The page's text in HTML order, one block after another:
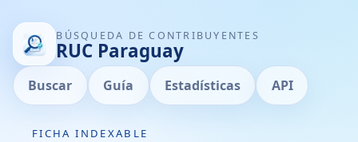
BÚSQUEDA DE CONTRIBUYENTES
RUC Paraguay
Buscar Guía Estadísticas API
FICHA INDEXABLE